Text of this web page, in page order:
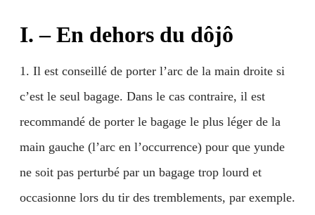
I. – En dehors du dôjô
1. Il est conseillé de porter l’arc de la main droite si
c’est le seul bagage. Dans le cas contraire, il est
recommandé de porter le bagage le plus léger de la
main gauche (l’arc en l’occurrence) pour que yunde
ne soit pas perturbé par un bagage trop lourd et
occasionne lors du tir des tremblements, par exemple.